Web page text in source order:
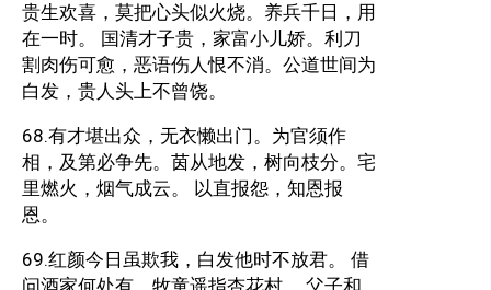
贵生欢喜，莫把心头似火烧。养兵千日，用
在一时。 国清才子贵，家富小儿娇。利刀
割肉伤可愈，恶语伤人恨不消。公道世间为
白发，贵人头上不曾饶。
68.有才堪出众，无衣懒出门。为官须作
相，及第必争先。茵从地发，树向枝分。宅
里燃火，烟气成云。 以直报怨，知恩报
恩。
69.红颜今日虽欺我，白发他时不放君。 借